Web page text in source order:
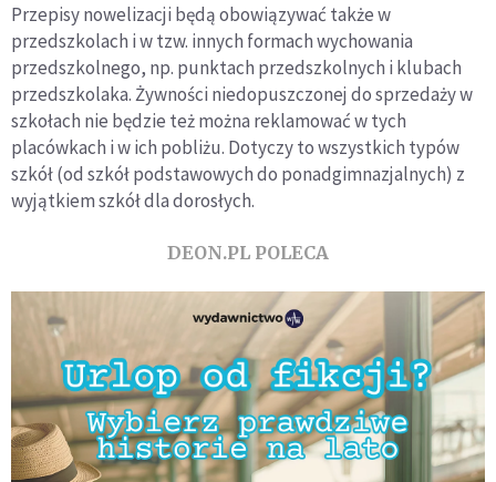
Przepisy nowelizacji będą obowiązywać także w
przedszkolach i w tzw. innych formach wychowania
przedszkolnego, np. punktach przedszkolnych i klubach
przedszkolaka. Żywności niedopuszczonej do sprzedaży w
szkołach nie będzie też można reklamować w tych
placówkach i w ich pobliżu. Dotyczy to wszystkich typów
szkół (od szkół podstawowych do ponadgimnazjalnych) z
wyjątkiem szkół dla dorosłych.
DEON.PL POLECA